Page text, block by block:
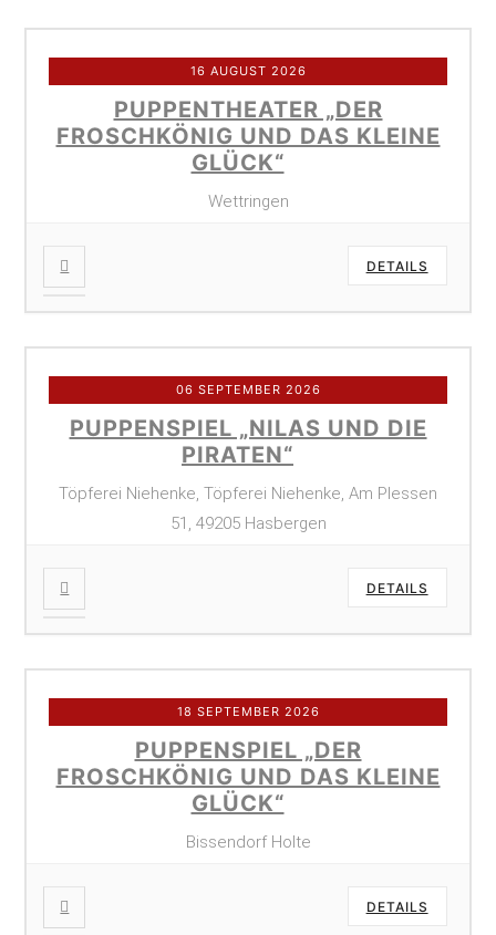
16 AUGUST 2026
PUPPENTHEATER „DER
FROSCHKÖNIG UND DAS KLEINE
GLÜCK“
Wettringen
DETAILS
06 SEPTEMBER 2026
PUPPENSPIEL „NILAS UND DIE
PIRATEN“
Töpferei Niehenke, Töpferei Niehenke, Am Plessen
51, 49205 Hasbergen
DETAILS
18 SEPTEMBER 2026
PUPPENSPIEL „DER
FROSCHKÖNIG UND DAS KLEINE
GLÜCK“
Bissendorf Holte
DETAILS